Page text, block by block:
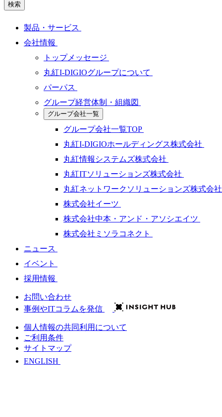
検索
製品・サービス
会社情報
トップメッセージ
丸紅I-DIGIOグループについて
パーパス
グループ経営体制・組織図
グループ会社一覧
グループ会社一覧TOP
丸紅I-DIGIOホールディングス株式会社
丸紅情報システムズ株式会社
丸紅ITソリューションズ株式会社
丸紅ネットワークソリューションズ株式会社
株式会社イーツ
株式会社中本・アンド・アソシエイツ
株式会社ミソラコネクト
ニュース
イベント
採用情報
お問い合わせ
事例やITコラムを発信
個人情報の共同利用について
ご利用条件
サイトマップ
ENGLISH